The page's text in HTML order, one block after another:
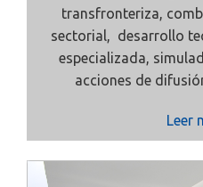
transfronteriza,
sectorial, desarrollo
especializada,
acciones de
Leer